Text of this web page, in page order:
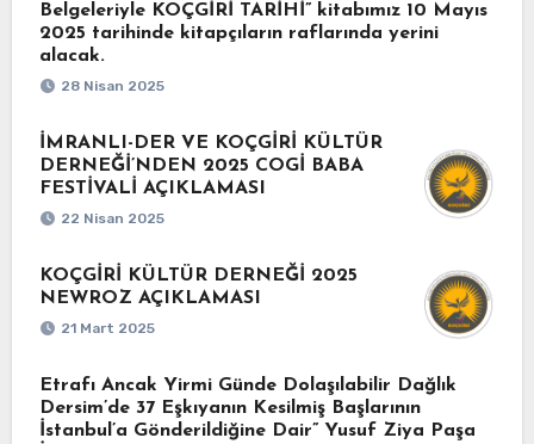
Belgeleriyle KOÇGİRİ TARİHİ” kitabımız 10 Mayıs
2025 tarihinde kitapçıların raflarında yerini
alacak.
28 Nisan 2025
İMRANLI-DER VE KOÇGİRİ KÜLTÜR
DERNEĞİ’NDEN 2025 COGİ BABA
FESTİVALİ AÇIKLAMASI
22 Nisan 2025
KOÇGİRİ KÜLTÜR DERNEĞİ 2025
NEWROZ AÇIKLAMASI
21 Mart 2025
Etrafı Ancak Yirmi Günde Dolaşılabilir Dağlık
Dersim’de 37 Eşkıyanın Kesilmiş Başlarının
İstanbul’a Gönderildiğine Dair” Yusuf Ziya Paşa